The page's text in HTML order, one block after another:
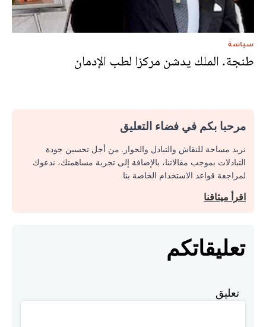
سياسة
طنجة. الملك يدشن مركزا لطب الإدمان
مرحبا بكم في فضاء التعليق
نريد مساحة للنقاش والتبادل والحوار. من أجل تحسين جودة
التبادلات بموجب مقالاتنا، بالإضافة إلى تجربة مساهمتك، ندعوك
لمراجعة قواعد الاستخدام الخاصة بنا.
اقرأ ميثاقنا
تعليقاتكم
تعليق